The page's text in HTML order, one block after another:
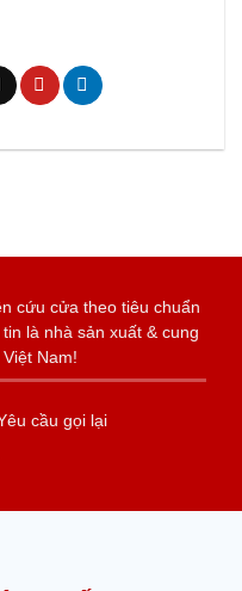
cứu cửa theo tiêu chuẩn
là nhà sản xuất & cung
Nam!
cầu gọi lại